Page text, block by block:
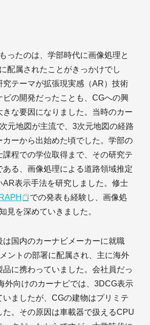
ったのは、学部時代に画像処理と
配属されたことがきっかけでし
究テーマが拡張現実感（AR）技術
ビの開発だったことも、CGへの興
きな要因になりました。当時のカー
元地図が主流で、3次元地図の経路
カーから出始めた頃でした。学部の
課程での学位取得まで、その研究テ
ある、画像処理による道路領域推定
AR表示手法を研究しました。修士
での発表も経験し、画像処
見を深めていきました。
は国内のカーナビメーカーに就職
ントの部署に配属され、主に海外
品に携わっていました。会社員だっ
外向けのカーナビでは、3DCG表示
いましたが、CGの建物はプリミテ
た。その原因は車載器で扱えるCPU